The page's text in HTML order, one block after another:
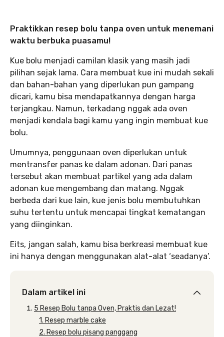
Praktikkan resep bolu tanpa oven untuk menemani
waktu berbuka puasamu!
Kue bolu menjadi camilan klasik yang masih jadi
pilihan sejak lama. Cara membuat kue ini mudah sekali
dan bahan-bahan yang diperlukan pun gampang
dicari, kamu bisa mendapatkannya dengan harga
terjangkau. Namun, terkadang nggak ada oven
menjadi kendala bagi kamu yang ingin membuat kue
bolu.
Umumnya, penggunaan oven diperlukan untuk
mentransfer panas ke dalam adonan. Dari panas
tersebut akan membuat partikel yang ada dalam
adonan kue mengembang dan matang. Nggak
berbeda dari kue lain, kue jenis bolu membutuhkan
suhu tertentu untuk mencapai tingkat kematangan
yang diinginkan.
Eits, jangan salah, kamu bisa berkreasi membuat kue
ini hanya dengan menggunakan alat-alat ‘seadanya’.
Dalam artikel ini
5 Resep Bolu tanpa Oven, Praktis dan Lezat!
1. Resep marble cake
2. Resep bolu pisang panggang